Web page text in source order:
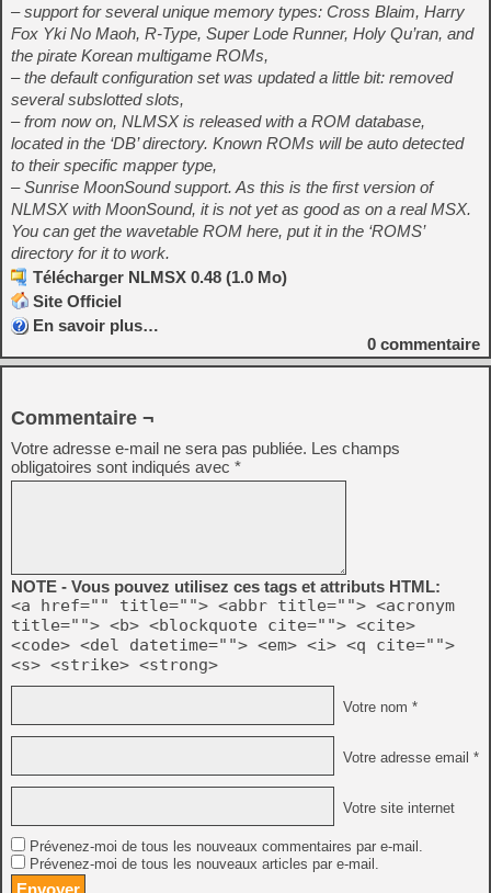
– support for several unique memory types: Cross Blaim, Harry
Fox Yki No Maoh, R-Type, Super Lode Runner, Holy Qu’ran, and
the pirate Korean multigame ROMs,
– the default configuration set was updated a little bit: removed
several subslotted slots,
– from now on, NLMSX is released with a ROM database,
located in the ‘DB’ directory. Known ROMs will be auto detected
to their specific mapper type,
– Sunrise MoonSound support. As this is the first version of
NLMSX with MoonSound, it is not yet as good as on a real MSX.
You can get the wavetable ROM here, put it in the ‘ROMS’
directory for it to work.
Télécharger NLMSX 0.48 (1.0 Mo)
Site Officiel
En savoir plus…
0 commentaire
Commentaire ¬
Votre adresse e-mail ne sera pas publiée. Les champs
obligatoires sont indiqués avec *
NOTE - Vous pouvez utilisez ces tags et attributs HTML:
<a href="" title=""> <abbr title=""> <acronym
title=""> <b> <blockquote cite=""> <cite>
<code> <del datetime=""> <em> <i> <q cite="">
<s> <strike> <strong>
Votre nom *
Votre adresse email *
Votre site internet
Prévenez-moi de tous les nouveaux commentaires par e-mail.
Prévenez-moi de tous les nouveaux articles par e-mail.